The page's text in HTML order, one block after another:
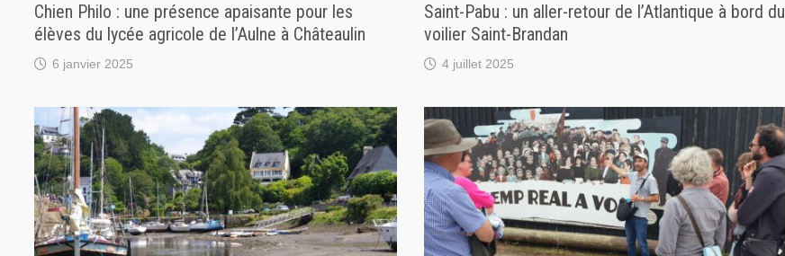
Chien Philo : une présence apaisante pour les
élèves du lycée agricole de l’Aulne à Châteaulin
6 janvier 2025
Saint-Pabu : un aller-retour de l’Atlantique à bord du
voilier Saint-Brandan
4 juillet 2025